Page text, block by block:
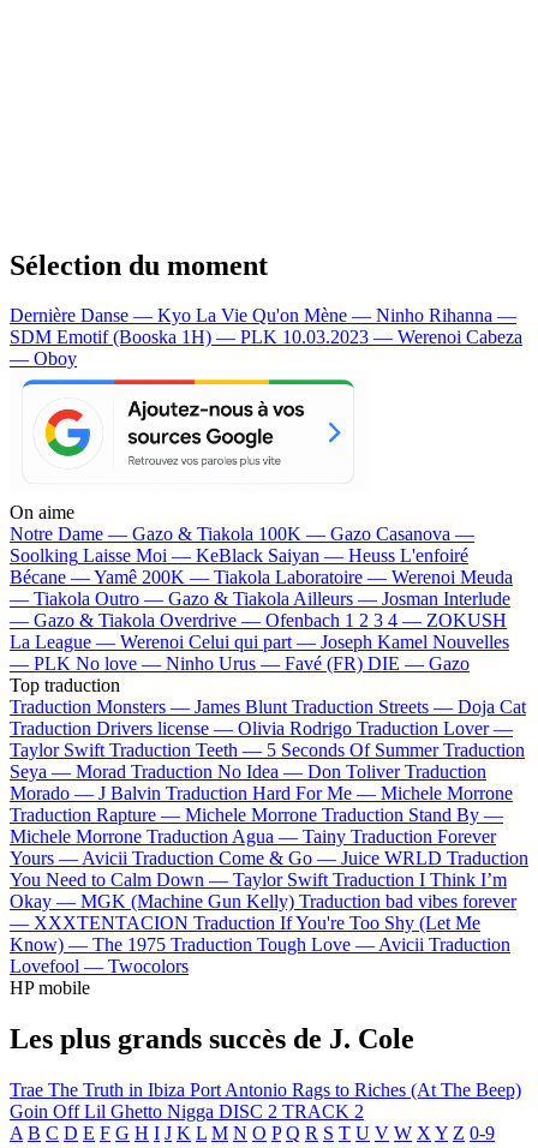
Sélection du moment
Dernière Danse — Kyo La Vie Qu'on Mène — Ninho Rihanna —
SDM Emotif (Booska 1H) — PLK 10.03.2023 — Werenoi Cabeza
— Oboy
On aime
Notre Dame — Gazo & Tiakola 100K — Gazo Casanova —
Soolking Laisse Moi — KeBlack Saiyan — Heuss L'enfoiré
Bécane —Yamê 200K — Tiakola Laboratoire — Werenoi Meuda
— Tiakola Outro — Gazo & TiakolaAilleurs — Josman Interlude
— Gazo & Tiakola Overdrive — Ofenbach 1 2 3 4 — ZOKUSH
La League — Werenoi Celui qui part — Joseph Kamel Nouvelles
— PLK No love — Ninho Urus — Favé (FR) DIE — Gazo
Top traduction
Traduction Monsters — James Blunt Traduction Streets — Doja Cat
Traduction Drivers license — Olivia Rodrigo Traduction Lover —
Taylor Swift Traduction Teeth — 5 Seconds Of Summer Traduction
Seya — Morad Traduction No Idea — Don Toliver Traduction
Morado — J Balvin Traduction Hard For Me — Michele Morrone
Traduction Rapture — Michele Morrone Traduction Stand By —
Michele Morrone Traduction Agua — Tainy Traduction Forever
Yours —Avicii Traduction Come & Go — Juice WRLD Traduction
You Need to Calm Down — Taylor Swift Traduction I Think I’m
Okay — MGK (Machine Gun Kelly) Traduction bad vibes forever
— XXXTENTACION Traduction If You're Too Shy (Let Me
Know) — The 1975 Traduction Tough Love —Avicii Traduction
Lovefool — Twocolors
HP mobile
Les plus grands succès de J. Cole
Trae The Truth in Ibiza Port Antonio Rags to Riches (At The Beep)
Goin OffLil Ghetto Nigga DISC 2 TRACK 2
A B C D E F G H I J K L M N O P Q R S T U V W X Y Z 0-9